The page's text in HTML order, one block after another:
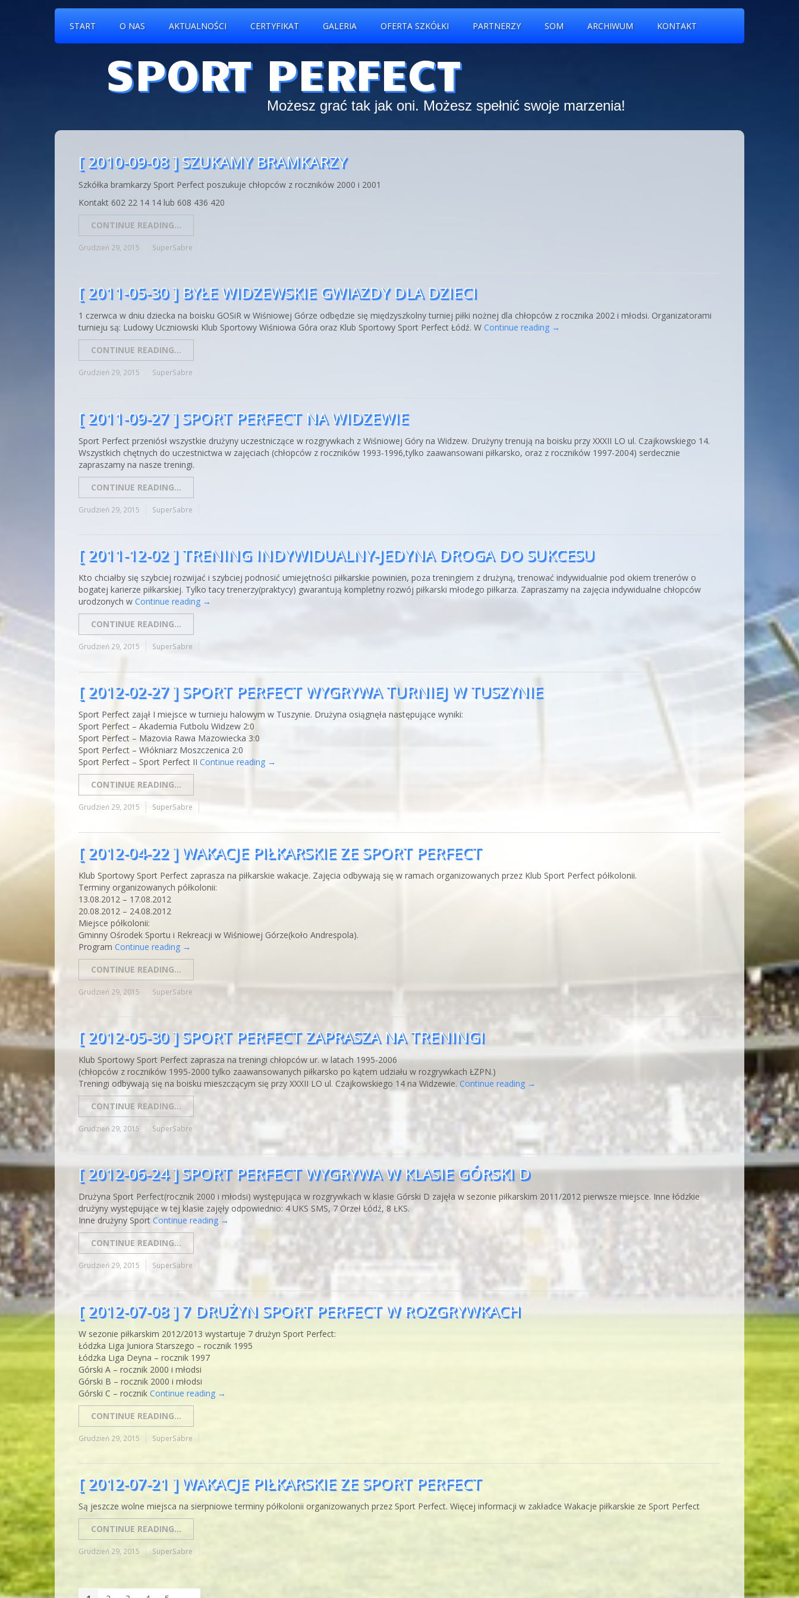
START O NAS AKTUALNOŚCI CERTYFIKAT GALERIA OFERTA SZKÓŁKI PARTNERZY SOM ARCHIWUM KONTAKT
SPORT PERFECT
Możesz grać tak jak oni. Możesz spełnić swoje marzenia!
[ 2010-09-08 ] SZUKAMY BRAMKARZY
Szkółka bramkarzy Sport Perfect poszukuje chłopców z roczników 2000 i 2001
Kontakt 602 22 14 14 lub 608 436 420
CONTINUE READING...
Grudzień 29, 2015 SuperSabre
[ 2011-05-30 ] BYŁE WIDZEWSKIE GWIAZDY DLA DZIECI
1 czerwca w dniu dziecka na boisku GOSiR w Wiśniowej Górze odbędzie się międzyszkolny turniej piłki nożnej dla chłopców z rocznika 2002 i młodsi. Organizatorami
turnieju są: Ludowy Uczniowski Klub Sportowy Wiśniowa Góra oraz Klub Sportowy Sport Perfect Łódź. W Continue reading →
CONTINUE READING...
Grudzień 29, 2015 SuperSabre
[ 2011-09-27 ] SPORT PERFECT NA WIDZEWIE
Sport Perfect przeniósł wszystkie drużyny uczestniczące w rozgrywkach z Wiśniowej Góry na Widzew. Drużyny trenują na boisku przy XXXII LO ul. Czajkowskiego 14.
Wszystkich chętnych do uczestnictwa w zajęciach (chłopców z roczników 1993-1996,tylko zaawansowani piłkarsko, oraz z roczników 1997-2004) serdecznie
zapraszamy na nasze treningi.
CONTINUE READING...
Grudzień 29, 2015 SuperSabre
[ 2011-12-02 ] TRENING INDYWIDUALNY-JEDYNA DROGA DO SUKCESU
Kto chciałby się szybciej rozwijać i szybciej podnosić umiejętności piłkarskie powinien, poza treningiem z drużyną, trenować indywidualnie pod okiem trenerów o
bogatej karierze piłkarskiej. Tylko tacy trenerzy(praktycy) gwarantują kompletny rozwój piłkarski młodego piłkarza. Zapraszamy na zajęcia indywidualne chłopców
urodzonych w Continue reading →
CONTINUE READING...
Grudzień 29, 2015 SuperSabre
[ 2012-02-27 ] SPORT PERFECT WYGRYWA TURNIEJ W TUSZYNIE
Sport Perfect zajął I miejsce w turnieju halowym w Tuszynie. Drużyna osiągnęła następujące wyniki:
Sport Perfect – Akademia Futbolu Widzew 2:0
Sport Perfect – Mazovia Rawa Mazowiecka 3:0
Sport Perfect – Włókniarz Moszczenica 2:0
Sport Perfect – Sport Perfect II Continue reading →
CONTINUE READING...
Grudzień 29, 2015 SuperSabre
[ 2012-04-22 ] WAKACJE PIŁKARSKIE ZE SPORT PERFECT
Klub Sportowy Sport Perfect zaprasza na piłkarskie wakacje. Zajęcia odbywają się w ramach organizowanych przez Klub Sport Perfect półkolonii.
Terminy organizowanych półkolonii:
13.08.2012 – 17.08.2012
20.08.2012 – 24.08.2012
Miejsce półkolonii:
Gminny Ośrodek Sportu i Rekreacji w Wiśniowej Górze(koło Andrespola).
Program Continue reading →
CONTINUE READING...
Grudzień 29, 2015 SuperSabre
[ 2012-05-30 ] SPORT PERFECT ZAPRASZA NA TRENINGI
Klub Sportowy Sport Perfect zaprasza na treningi chłopców ur. w latach 1995-2006
(chłopców z roczników 1995-2000 tylko zaawansowanych piłkarsko po kątem udziału w rozgrywkach ŁZPN.)
Treningi odbywają się na boisku mieszczącym się przy XXXII LO ul. Czajkowskiego 14 na Widzewie. Continue reading →
CONTINUE READING...
Grudzień 29, 2015 SuperSabre
[ 2012-06-24 ] SPORT PERFECT WYGRYWA W KLASIE GÓRSKI D
Drużyna Sport Perfect(rocznik 2000 i młodsi) występująca w rozgrywkach w klasie Górski D zajęła w sezonie piłkarskim 2011/2012 pierwsze miejsce. Inne łódzkie
drużyny występujące w tej klasie zajęły odpowiednio: 4 UKS SMS, 7 Orzeł Łódź, 8 ŁKS.
Inne drużyny Sport Continue reading →
CONTINUE READING...
Grudzień 29, 2015 SuperSabre
[ 2012-07-08 ] 7 DRUŻYN SPORT PERFECT W ROZGRYWKACH
W sezonie piłkarskim 2012/2013 wystartuje 7 drużyn Sport Perfect:
Łódzka Liga Juniora Starszego – rocznik 1995
Łódzka Liga Deyna – rocznik 1997
Górski A – rocznik 2000 i młodsi
Górski B – rocznik 2000 i młodsi
Górski C – rocznik Continue reading →
CONTINUE READING...
Grudzień 29, 2015 SuperSabre
[ 2012-07-21 ] WAKACJE PIŁKARSKIE ZE SPORT PERFECT
Są jeszcze wolne miejsca na sierpniowe terminy półkolonii organizowanych przez Sport Perfect. Więcej informacji w zakładce Wakacje piłkarskie ze Sport Perfect
CONTINUE READING...
Grudzień 29, 2015 SuperSabre